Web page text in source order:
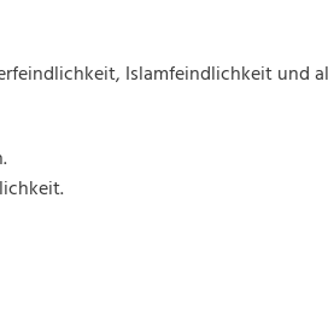
Islamfeindlichkeit und